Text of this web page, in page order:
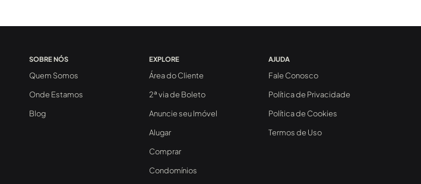
SOBRE NÓS
Quem Somos
Onde Estamos
Blog
EXPLORE
Área do Cliente
2ª via de Boleto
Anuncie seu Imóvel
Alugar
Comprar
Condomínios
AJUDA
Fale Conosco
Política de Privacidade
Política de Cookies
Termos de Uso